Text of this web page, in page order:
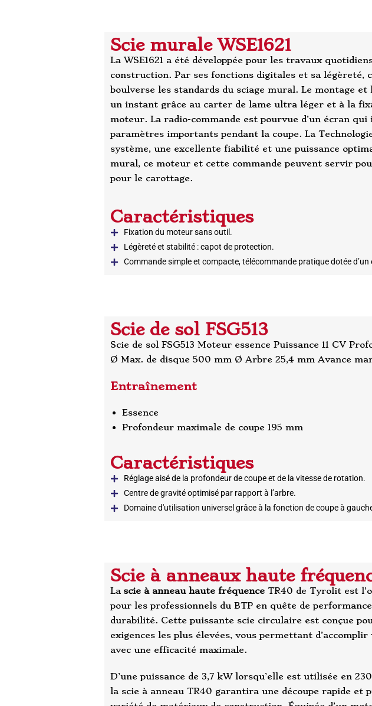
Scie murale WSE1621
La WSE1621 a été développée pour les travaux
construction. Par ses fonctions digitales et sa légèreté,
boulverse les standards du sciage mural. Le montage et
un instant grâce au carter de lame ultra léger et à la
moteur. La radio-commande est pourvue d’un écran qui
paramètres importants pendant la coupe. La
système, une excellente fiabilité et une puissance
mural, ce moteur et cette commande peuvent servir
pour le carottage.
Caractéristiques
Fixation du moteur sans outil.
Légèreté et stabilité : capot de protection.
Commande simple et compacte, télécommande pratique dotée d’un
Scie de sol FSG513
Scie de sol FSG513 Moteur essence Puissance 11 CV
Ø Max. de disque 500 mm Ø Arbre 25,4 mm Avance
Entraînement
Essence
Profondeur maximale de coupe 195 mm
Caractéristiques
Réglage aisé de la profondeur de coupe et de la vitesse de rotation.
Centre de gravité optimisé par rapport à l’arbre.
Domaine d'utilisation universel grâce à la fonction de coupe à
Scie à anneaux haute
La scie à anneau haute fréquence TR40 de Tyrolit est
pour les professionnels du BTP en quête de
durabilité. Cette puissante scie circulaire est conçue
exigences les plus élevées, vous permettant
avec une efficacité maximale.
D’une puissance de 3,7 kW lorsqu’elle est utilisée en
la scie à anneau TR40 garantira une découpe rapide et